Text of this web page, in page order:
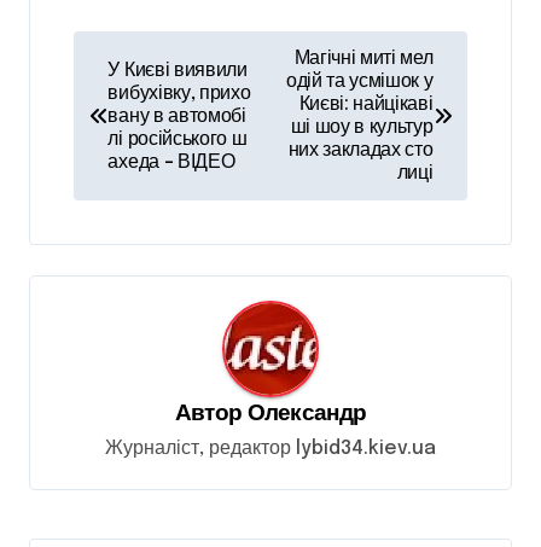
в
г
а
ц
п
У Києві виявили
вибухівку, прихо
вану в автомобі
лі російського ш
ахеда – ВІДЕО
Магічні миті мел
одій та усмішок у
Києві: найцікаві
ші шоу в культур
них закладах сто
лиці
Автор Олександр
Журналіст, редактор lybid34.kiev.ua